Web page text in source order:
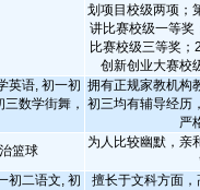
划项目校级两项；
讲比赛校级一等奖
比赛校级三等奖；
创新创业大赛校
英语, 初一初
数学街舞，
拥有正规家教机构
初三均有辅导经历
严
篮球
为人比较幽默，亲
初二语文, 初
擅长于文科方面